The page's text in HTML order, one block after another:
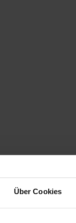
Über Cookies